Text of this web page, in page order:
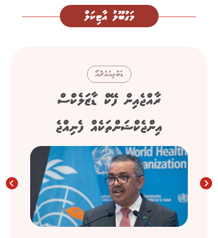
މަގުބޫލު އާޓިކަލް
ޑަބްލިއުއެޗްއޯ
ރާއްޖެއިން ފޭކް ޑާޒަލެކްސް
އިންޖެކްޝަންތަކެއް ފެނިއްޖެ